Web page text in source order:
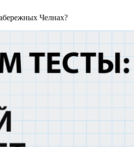
Челнах?